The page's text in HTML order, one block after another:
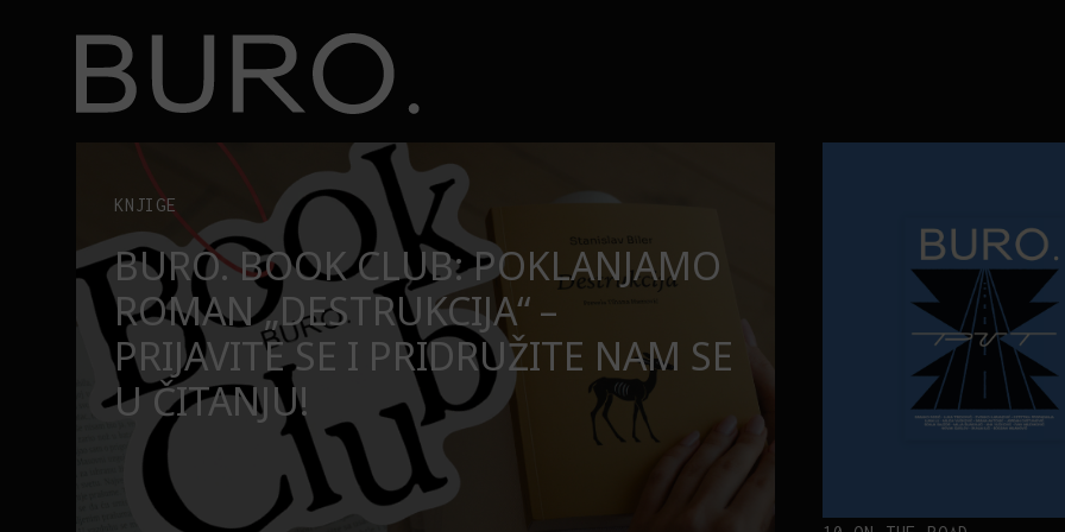
BURO.
POZORIŠTE
BEOGRAD, BAJAGA I OSAMDESETE:
MJUZIKL KOJI NE PROPUŠTAMO
Beograd, Bajaga i osamdesete: Mjuzikl koji ne propuštamo
ONAJ JEDAN
STALNO
TORBE